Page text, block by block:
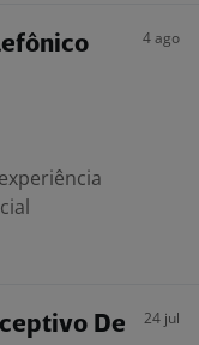
4 ago
De
24 jul